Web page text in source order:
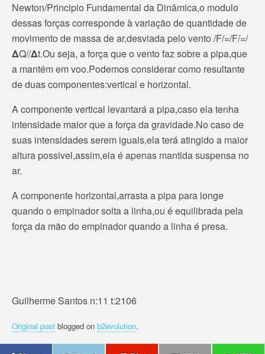
Newton/Principio Fundamental da Dinâmica,o modulo
dessas forças corresponde à variação de quantidade de
movimento de massa de ar,desviada pelo vento /F/=/F/=/
ΔQ//Δt.Ou seja, a força que o vento faz sobre a pipa,que
a mantém em voo.Podemos considerar como resultante
de duas componentes:vertical e horizontal.
A componente vertical levantará a pipa,caso ela tenha
intensidade maior que a força da gravidade.No caso de
suas intensidades serem iguais,ela terá atingido a maior
altura possivel,assim,ela é apenas mantida suspensa no
ar.
A componente horizontal,arrasta a pipa para longe
quando o empinador solta a linha,ou é equilibrada pela
força da mão do empinador quando a linha é presa.
Guilherme Santos n:11 t:2106
Original post blogged on b2evolution.